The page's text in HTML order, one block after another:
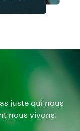
juste qui nous
nous vivons.